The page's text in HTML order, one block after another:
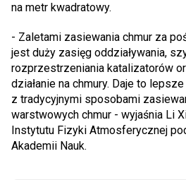
na metr kwadratowy.
- Zaletami zasiewania chmur za
jest duży zasięg oddziaływania,
rozprzestrzeniania katalizatorów
działanie na chmury. Daje to
z tradycyjnymi sposobami
warstwowych chmur - wyjaśnia Li
Instytutu Fizyki Atmosferycznej
Akademii Nauk.